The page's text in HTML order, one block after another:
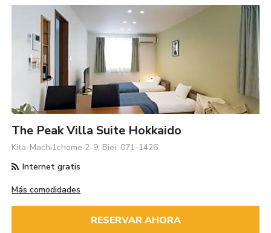
The Peak Villa Suite Hokkaido
Kita-Machi1chome 2-9, Biei, 071-1426
Internet gratis
Más comodidades
RESERVAR AHORA